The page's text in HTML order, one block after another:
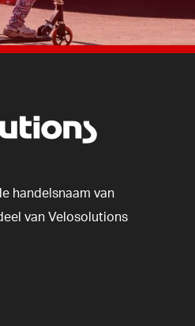
handelsnaam van
van Velosolutions